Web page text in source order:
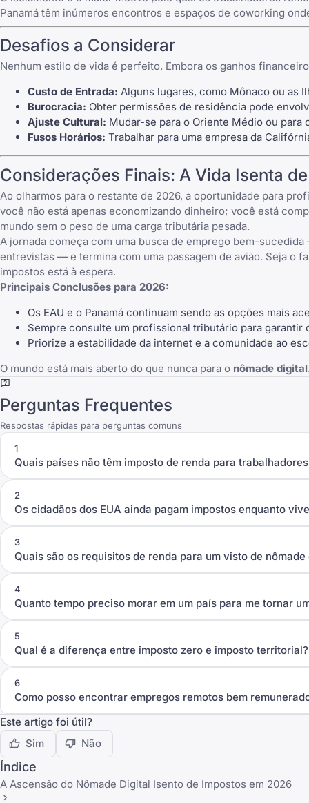
Panamá têm inúmeros encontros e espaços de coworking
Desafios a Considerar
Nenhum estilo de vida é perfeito. Embora os ganhos
Custo de Entrada: Alguns lugares, como Mônaco ou as
Burocracia: Obter permissões de residência pode
Ajuste Cultural: Mudar-se para o Oriente Médio ou
Fusos Horários: Trabalhar para uma empresa da
Considerações Finais: A Vida Isenta
Ao olharmos para o restante de 2026, a oportunidade para
você não está apenas economizando dinheiro; você está
mundo sem o peso de uma carga tributária pesada.
A jornada começa com uma busca de emprego bem-
entrevistas — e termina com uma passagem de avião. Seja o
impostos está à espera.
Principais Conclusões para 2026:
Os EAU e o Panamá continuam sendo as opções mais
Sempre consulte um profissional tributário para
Priorize a estabilidade da internet e a comunidade ao
O mundo está mais aberto do que nunca para o nômade digital
Perguntas Frequentes
Respostas rápidas para perguntas comuns
1
Quais países não têm imposto de renda para
2
Os cidadãos dos EUA ainda pagam impostos enquanto
3
Quais são os requisitos de renda para um visto de
4
Quanto tempo preciso morar em um país para me tornar
5
Qual é a diferença entre imposto zero e imposto territorial?
6
Como posso encontrar empregos remotos bem
Este artigo foi útil?
Sim
Não
Índice
A Ascensão do Nômade Digital Isento de Impostos em 2026